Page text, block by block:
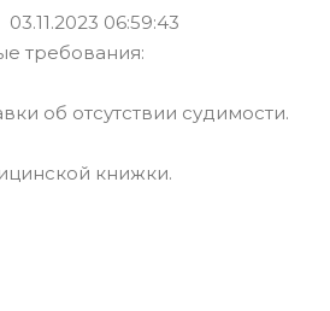
06:59:43
требования:
об отсутствии судимости.
книжки.